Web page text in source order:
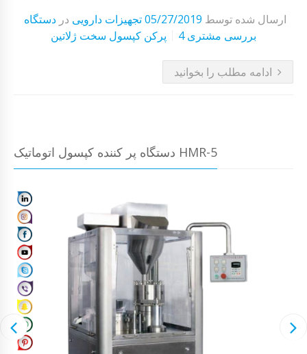
ارسال شده توسط 05/27/2019 تجهیزات دارویی دردستگاه
پرکن کپسول سخت ژلاتین
4 بررسی مشتری
ادامه مطلب را بخوانید
دستگاه پر کننده کپسول اتوماتیک HMR-5